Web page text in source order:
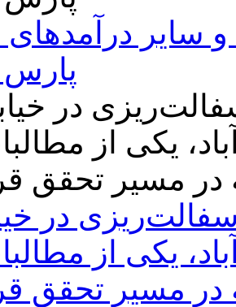
سایر
پارس
در
یکی از
در مسیر تحقق